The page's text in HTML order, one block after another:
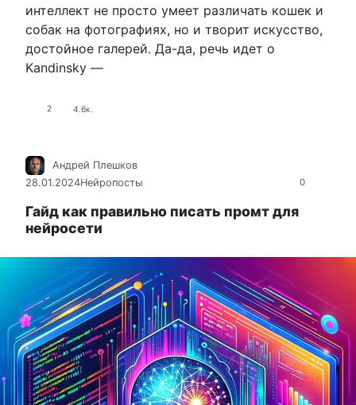
интеллект не просто умеет различать кошек и
собак на фотографиях, но и творит искусство,
достойное галерей. Да-да, речь идет о
Kandinsky —
2 4.6к.
0
Андрей Плешков
28.01.2024Нейропосты
Гайд как правильно писать промт для
нейросети